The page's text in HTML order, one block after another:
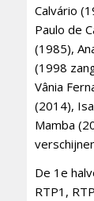
Calvário
Paulo de
(1985),
(1998
Vânia
(2014),
Mamba
De 1e
RTP1,